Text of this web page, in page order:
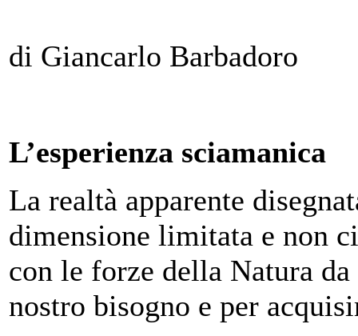
di Giancarlo Barbadoro
L’esperienza sciamanica
La realtà apparente
dimensione limitata e non
con le forze della Natura
nostro bisogno e per